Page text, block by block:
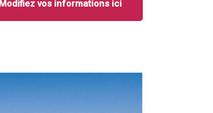
Modifiez vos informations ici